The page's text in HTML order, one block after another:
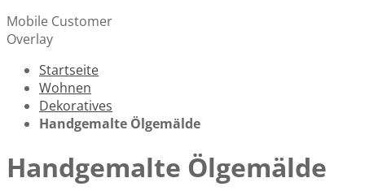
Mobile Customer
Overlay
Startseite
Wohnen
Dekoratives
Handgemalte Ölgemälde
Handgemalte Ölgemälde